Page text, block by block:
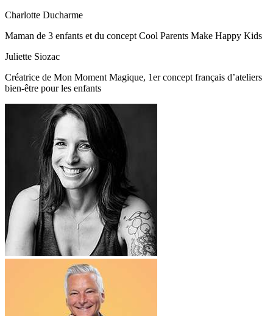
Charlotte Ducharme
Maman de 3 enfants et du concept Cool Parents Make Happy Kids
Juliette Siozac
Créatrice de Mon Moment Magique, 1er concept français d’ateliers
bien-être pour les enfants​